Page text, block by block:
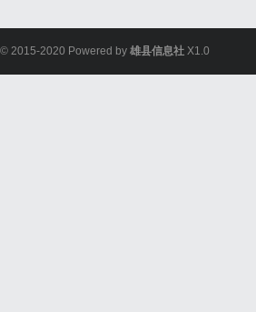
© 2015-2020 Powered by 雄县信息社 X1.0